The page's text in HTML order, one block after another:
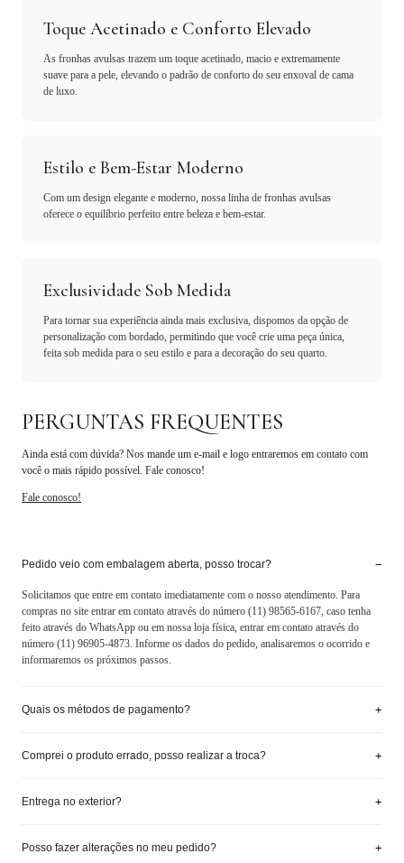
Toque Acetinado e Conforto Elevado
As fronhas avulsas trazem um toque acetinado, macio e extremamente
suave para a pele, elevando o padrão de conforto do seu enxoval de cama
de luxo.
Estilo e Bem-Estar Moderno
Com um design elegante e moderno, nossa linha de fronhas avulsas
oferece o equilíbrio perfeito entre beleza e bem-estar.
Exclusividade Sob Medida
Para tornar sua experiência ainda mais exclusiva, dispomos da opção de
personalização com bordado, permitindo que você crie uma peça única,
feita sob medida para o seu estilo e para a decoração do seu quarto.
PERGUNTAS FREQUENTES
Ainda está com dúvida? Nos mande um e-mail e logo entraremos em contato com
você o mais rápido possível. Fale conosco!
Fale conosco!
Pedido veio com embalagem aberta, posso trocar? −
Solicitamos que entre em contato imediatamente com o nosso atendimento. Para
compras no site entrar em contato através do número (11) 98565-6167, caso tenha
feito através do WhatsApp ou em nossa loja física, entrar em contato através do
número (11) 96905-4873. Informe os dados do pedido, analisaremos o ocorrido e
informaremos os próximos passos.
Quais os métodos de pagamento? +
Comprei o produto errado, posso realizar a troca? +
Entrega no exterior? +
Posso fazer alterações no meu pedido? +